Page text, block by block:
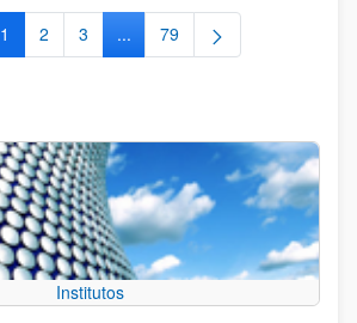
Página
1 Página
2 Página
3 ...Páginas intermedias Use TAB
Página
79
Institutos